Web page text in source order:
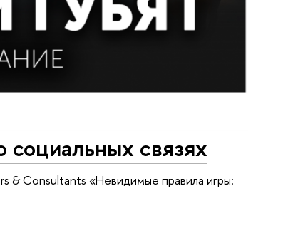
связях
& Consultants «Невидимые правила игры: